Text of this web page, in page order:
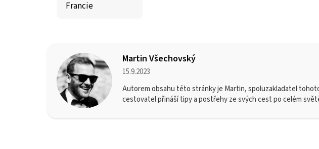
Francie
Martin Všechovský
15.9.2023
Autorem obsahu této stránky je Martin, spoluzakladatel
cestovatel přináší tipy a postřehy ze svých cest po celém